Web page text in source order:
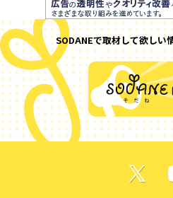
SODANEで取材して欲しい